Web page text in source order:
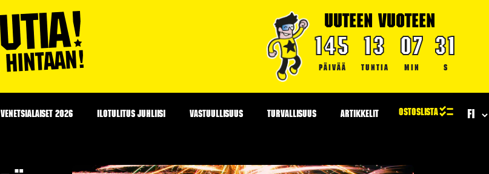
UUTEEN VUOTEEN
145
PÄIVÄÄ
13
TUNTIA
07
MIN
30
S
VENETSIALAISET 2026 ILOTULITUS JUHLIISI VASTUULLISUUS TURVALLISUUS ARTIKKELIT